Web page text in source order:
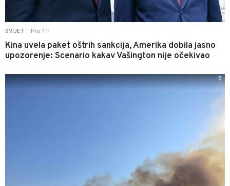
SVIJET Pre 7 h
Kina uvela paket oštrih sankcija, Amerika dobila jasno
upozorenje: Scenario kakav Vašington nije očekivao
0